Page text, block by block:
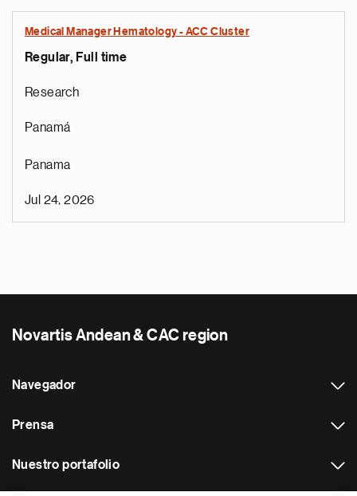
Medical Manager Hematology - ACC Cluster
Regular, Full time
Research
Panamá
Panama
Jul 24, 2026
Novartis Andean & CAC region
Navegador
Prensa
Nuestro portafolio